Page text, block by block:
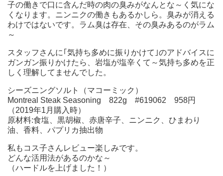
子の働きで口に含んだ時の肉の臭みがなんとな～く気にな
くなります。ニンニクの働きもあるかしら。臭みが消える
わけではないです。ラム臭は存在、その臭みあるのがラム
～
スタッフさんに｢気持ち多めに振りかけて｣のアドバイスに
ガンガン振りかけたら、岩塩が塩辛くて～気持ち多めを正
しく理解してませんでした。
シーズニングソルト（マコーミック）
Montreal Steak Seasoning 822g #619062 958円
（2019年1月購入時）
原材料:食塩、黒胡椒、赤唐辛子、ニンニク、ひまわり
油、香料、パプリカ抽出物
私もコス子さんレビュー楽しみです。
どんな活用法があるのかな～
（ハードルを上げました！）